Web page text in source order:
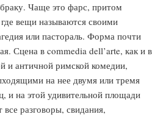
Чаще это фарс, притом
вещи называются своими
или пастораль. Форма почти
Сцена в commedia dell’arte, как и в
и античной римской комедии,
на нее двумя или тремя
и на этой удивительной площади
разговоры, свидания,